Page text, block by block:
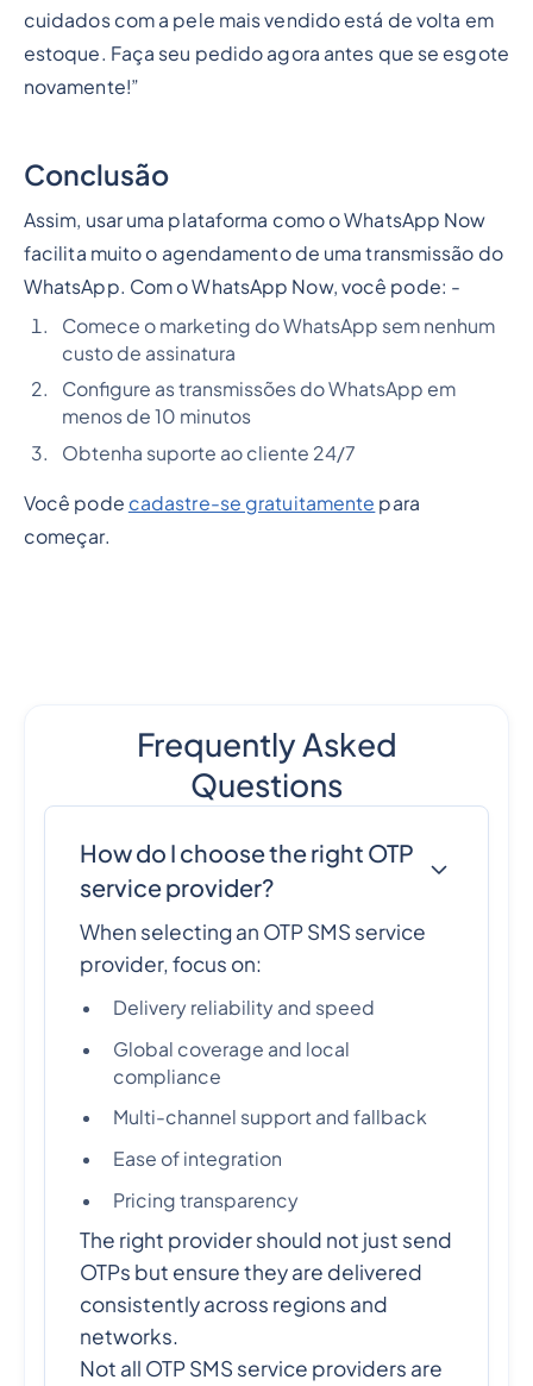
cuidados com a pele mais vendido está de volta em
estoque. Faça seu pedido agora antes que se esgote
novamente!”
Conclusão
Assim, usar uma plataforma como o WhatsApp Now
facilita muito o agendamento de uma transmissão do
WhatsApp. Com o WhatsApp Now, você pode: -
Comece o marketing do WhatsApp sem nenhum
custo de assinatura
Configure as transmissões do WhatsApp em
menos de 10 minutos
Obtenha suporte ao cliente 24/7
Você pode cadastre-se gratuitamente para
começar.
Frequently Asked
Questions
How do I choose the right OTP
service provider?
When selecting an OTP SMS service
provider, focus on:
Delivery reliability and speed
Global coverage and local
compliance
Multi-channel support and fallback
Ease of integration
Pricing transparency
The right provider should not just send
OTPs but ensure they are delivered
consistently across regions and
networks.
Not all OTP SMS service providers are